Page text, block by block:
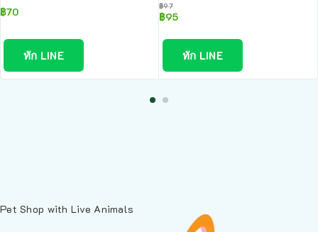
฿70
ทัก LINE
฿97
฿95
ทัก LINE
Pet Shop with Live Animals